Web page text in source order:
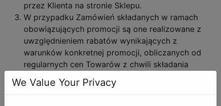
przez Klienta na stronie Sklepu.
W przypadku Zamówień składanych w ramach
obowiązujących promocji są one realizowane z
uwzględnieniem rabatów wynikających z
warunków konkretnej promocji, obliczanych od
regularnych cen Towarów z chwili składania
Zamówienia.
W przypadku sprzedaży w ramach ogłaszanych
We Value Your Privacy